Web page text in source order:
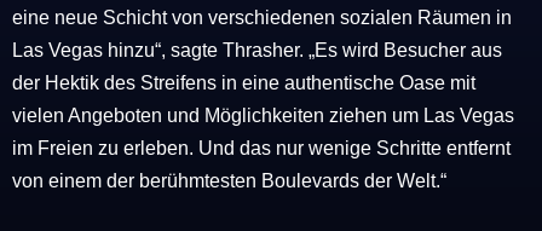
eine neue Schicht von verschiedenen sozialen Räumen in
Las Vegas hinzu“, sagte Thrasher. „Es wird Besucher aus
der Hektik des Streifens in eine authentische Oase mit
vielen Angeboten und Möglichkeiten ziehen um Las Vegas
im Freien zu erleben. Und das nur wenige Schritte entfernt
von einem der berühmtesten Boulevards der Welt.“